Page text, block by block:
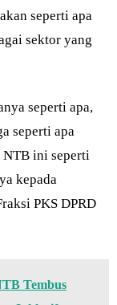
seperti apa
sektor yang
seperti apa,
seperti apa
NTB ini seperti
kepada
PKS DPRD
Tembus